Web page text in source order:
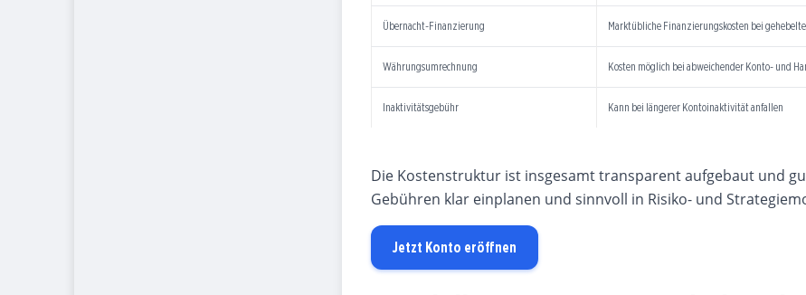
Übernacht-Finanzierung Marktübliche Finanzierungskosten bei
Währungsumrechnung Kosten möglich bei abweichender Konto- und
Inaktivitätsgebühr Kann bei längerer Kontoinaktivität anfallen
Die Kostenstruktur ist insgesamt transparent aufgebaut und
Gebühren klar einplanen und sinnvoll in Risiko- und
Jetzt Konto eröffnen